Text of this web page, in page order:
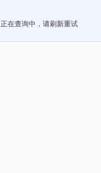
正在查询中，请刷新重试